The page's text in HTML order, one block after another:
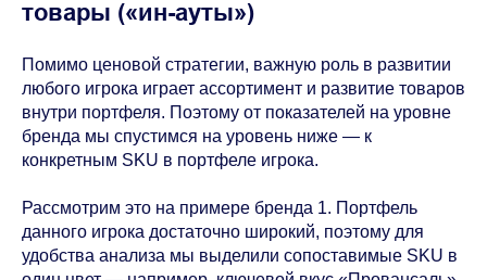
товары («ин-ауты»)
Помимо ценовой стратегии, важную роль в развитии
любого игрока играет ассортимент и развитие товаров
внутри портфеля. Поэтому от показателей на уровне
бренда мы спустимся на уровень ниже — к
конкретным SKU в портфеле игрока.
Рассмотрим это на примере бренда 1. Портфель
данного игрока достаточно широкий, поэтому для
удобства анализа мы выделили сопоставимые SKU в